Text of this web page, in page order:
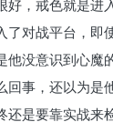
，戒色就是进
对战平台，即
他没意识到心魔
回事，还以为是
还是要靠实战来